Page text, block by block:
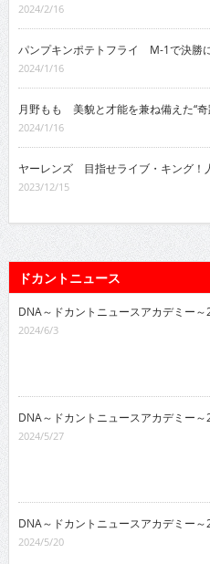
2024/2/16
パンプキンポテトフライ M-1で決勝
2024/1/16
月野もも 美貌と才能を兼ね備えた“奇
2024/1/16
ヤーレンズ 目指せライブ・キング！
2023/12/15
ドカントニュース
DNA～ドカントニュースアカデミー
2024/6/3
DNA～ドカントニュースアカデミー
2024/5/27
DNA～ドカントニュースアカデミー
2024/5/20